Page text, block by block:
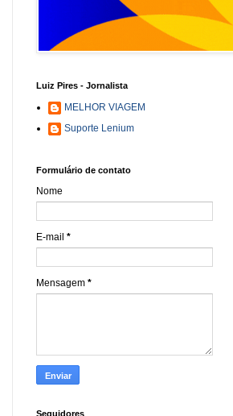
Luiz Pires - Jornalista
MELHOR VIAGEM
Suporte Lenium
Formulário de contato
Nome
E-mail *
Mensagem *
Seguidores